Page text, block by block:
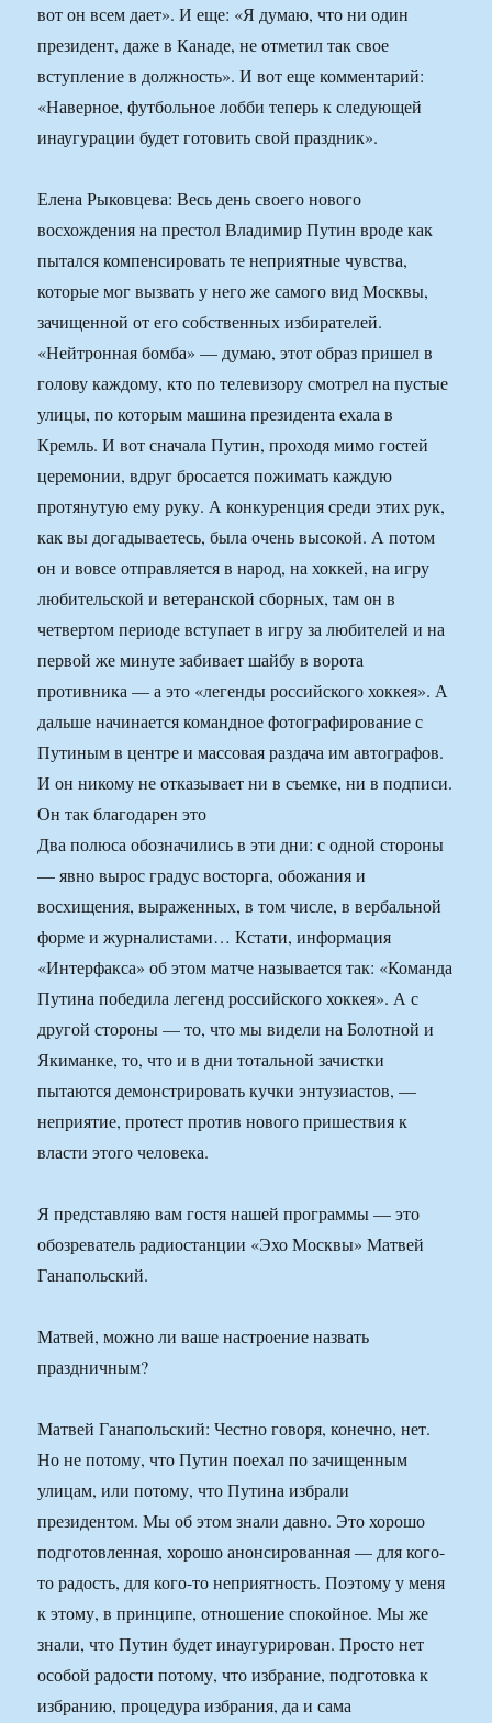
вот он всем дает». И еще: «Я думаю, что ни один
президент, даже в Канаде, не отметил так свое
вступление в должность». И вот еще комментарий:
«Наверное, футбольное лобби теперь к следующей
инаугурации будет готовить свой праздник».
Елена Рыковцева: Весь день своего нового
восхождения на престол Владимир Путин вроде как
пытался компенсировать те неприятные чувства,
которые мог вызвать у него же самого вид Москвы,
зачищенной от его собственных избирателей.
«Нейтронная бомба» — думаю, этот образ пришел в
голову каждому, кто по телевизору смотрел на пустые
улицы, по которым машина президента ехала в
Кремль. И вот сначала Путин, проходя мимо гостей
церемонии, вдруг бросается пожимать каждую
протянутую ему руку. А конкуренция среди этих рук,
как вы догадываетесь, была очень высокой. А потом
он и вовсе отправляется в народ, на хоккей, на игру
любительской и ветеранской сборных, там он в
четвертом периоде вступает в игру за любителей и на
первой же минуте забивает шайбу в ворота
противника — а это «легенды российского хоккея». А
дальше начинается командное фотографирование с
Путиным в центре и массовая раздача им автографов.
И он никому не отказывает ни в съемке, ни в подписи.
Он так благодарен это
Два полюса обозначились в эти дни: с одной стороны
— явно вырос градус восторга, обожания и
восхищения, выраженных, в том числе, в вербальной
форме и журналистами… Кстати, информация
«Интерфакса» об этом матче называется так: «Команда
Путина победила легенд российского хоккея». А с
другой стороны — то, что мы видели на Болотной и
Якиманке, то, что и в дни тотальной зачистки
пытаются демонстрировать кучки энтузиастов, —
неприятие, протест против нового пришествия к
власти этого человека.
Я представляю вам гостя нашей программы — это
обозреватель радиостанции «Эхо Москвы» Матвей
Ганапольский.
Матвей, можно ли ваше настроение назвать
праздничным?
Матвей Ганапольский: Честно говоря, конечно, нет.
Но не потому, что Путин поехал по зачищенным
улицам, или потому, что Путина избрали
президентом. Мы об этом знали давно. Это хорошо
подготовленная, хорошо анонсированная — для кого-
то радость, для кого-то неприятность. Поэтому у меня
к этому, в принципе, отношение спокойное. Мы же
знали, что Путин будет инаугурирован. Просто нет
особой радости потому, что избрание, подготовка к
избранию, процедура избрания, да и сама